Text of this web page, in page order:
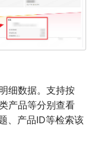
细数据。支持按
产品等分别查看
、产品ID等检索该